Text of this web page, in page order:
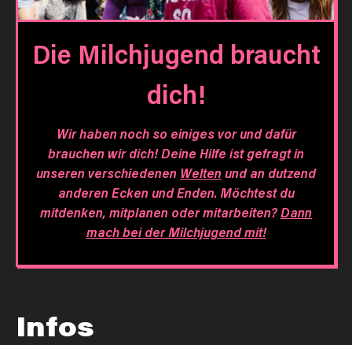
Die Milchjugend braucht
dich!
Wir haben noch so einiges vor und dafür
brauchen wir dich! Deine Hilfe ist gefragt in
unseren verschiedenen Weltenund an dutzend
anderen Ecken und Enden. Möchtest du
mitdenken, mitplanen oder mitarbeiten?Dann
mach bei der Milchjugend mit!
Infos